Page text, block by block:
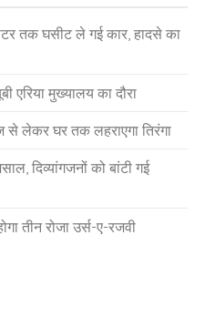
तक घसीट ले गई कार, हादसे का
एरिया मुख्यालय का दौरा
लेकर घर तक लहराएगा तिरंगा
दिव्यांगजनों को बांटी गई
तीन रोजा उर्स-ए-रजवी